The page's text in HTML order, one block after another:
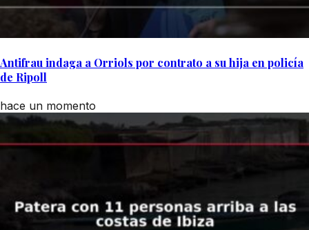
Antifrau indaga a Orriols por contrato a su hija en policía
de Ripoll
hace un momento